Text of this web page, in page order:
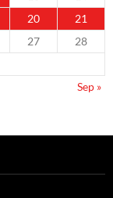
20
21
27
28
Sep »